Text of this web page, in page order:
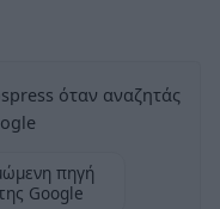
όταν αναζητάς
πηγή
Google